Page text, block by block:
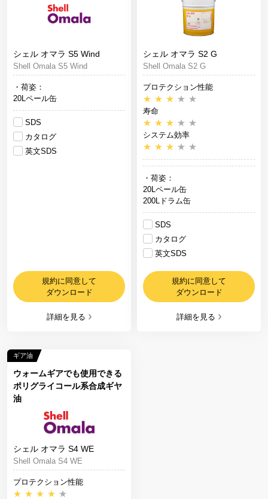
シェル オマラ S5 Wind
Shell Omala S5 Wind
・荷姿：
20Lペール缶
SDS
カタログ
英文SDS
規約に同意して
ダウンロード
詳細を見る
シェル オマラ S2 G
Shell Omala S2 G
プロテクション性能
★ ★ ★ ★ ★
寿命
★ ★ ★ ★ ★
システム効率
★ ★ ★ ★ ★
・荷姿：
20Lペール缶
200Lドラム缶
SDS
カタログ
英文SDS
規約に同意して
ダウンロード
詳細を見る
ギア油
ウォームギアでも使用できる
ポリグライコール系合成ギヤ
油
シェル オマラ S4 WE
Shell Omala S4 WE
プロテクション性能
★ ★ ★ ★ ★